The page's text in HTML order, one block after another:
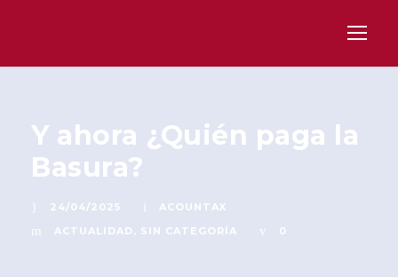
Y ahora ¿Quién paga la
Basura?
24/04/2025
ACOUNTAX
ACTUALIDAD , SIN CATEGORÍA 0